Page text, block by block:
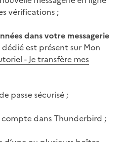
vérifications ;
dans votre messagerie
est présent sur Mon
- Je transfère mes
passe sécurisé ;
dans Thunderbird ;